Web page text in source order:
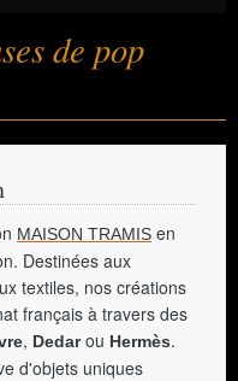
de pop
MAISON TRAMIS en
Destinées aux
textiles, nos créations
français à travers des
, Dedarou Hermès.
d'objets uniques